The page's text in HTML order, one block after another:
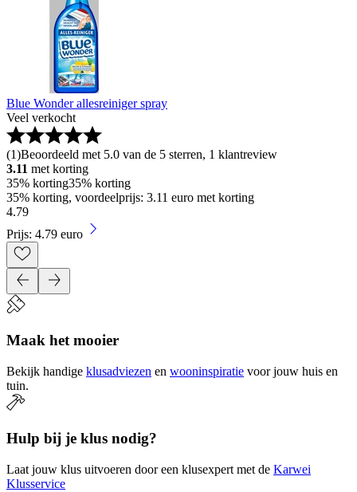
Blue Wonder allesreiniger spray
Veel verkocht
(1)Beoordeeld met 5.0 van de 5 sterren, 1 klantreview
3.11 met korting
35% korting35% korting
35% korting, voordeelprijs: 3.11 euro met korting
4.79
Prijs: 4.79 euro
Maak het mooier
Bekijk handige klusadviezen en wooninspiratie voor jouw huis en
tuin.
Hulp bij je klus nodig?
Laat jouw klus uitvoeren door een klusexpert met de Karwei
Klusservice